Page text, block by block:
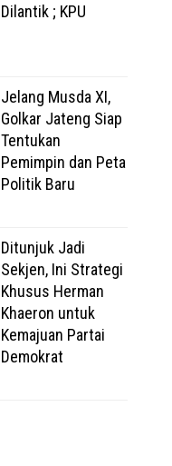
Dilantik ; KPU
Jelang Musda XI,
Golkar Jateng Siap
Tentukan
Pemimpin dan Peta
Politik Baru
Ditunjuk Jadi
Sekjen, Ini Strategi
Khusus Herman
Khaeron untuk
Kemajuan Partai
Demokrat